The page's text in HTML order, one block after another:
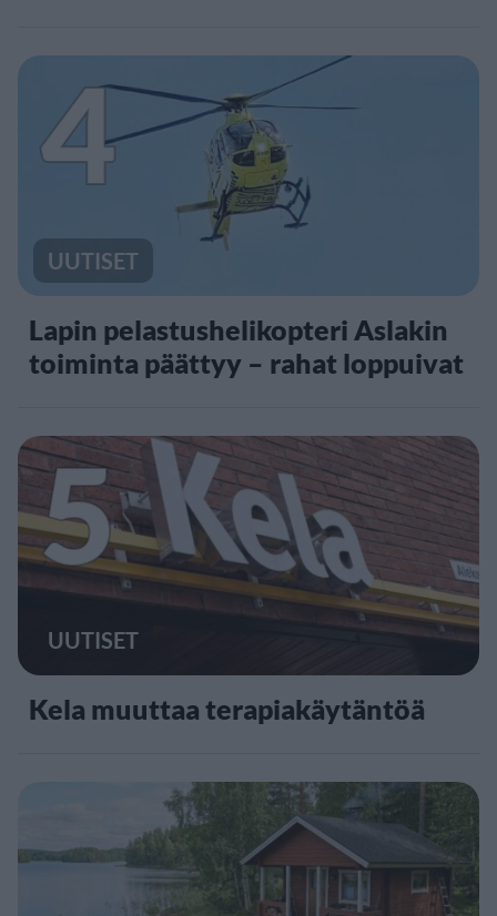
4
UUTISET
Lapin pelastushelikopteri Aslakin
toiminta päättyy – rahat loppuivat
5
UUTISET
Kela muuttaa terapiakäytäntöä